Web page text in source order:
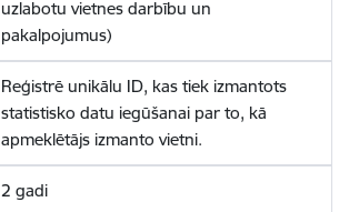
uzlabotu vietnes darbību un
pakalpojumus)
Reģistrē unikālu ID, kas tiek izmantots
statistisko datu iegūšanai par to, kā
apmeklētājs izmanto vietni.
2 gadi